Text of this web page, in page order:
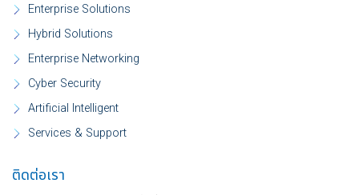
Enterprise Solutions
Hybrid Solutions
Enterprise Networking
Cyber Security
Artificial Intelligent
Services & Support
ติดต่อเรา